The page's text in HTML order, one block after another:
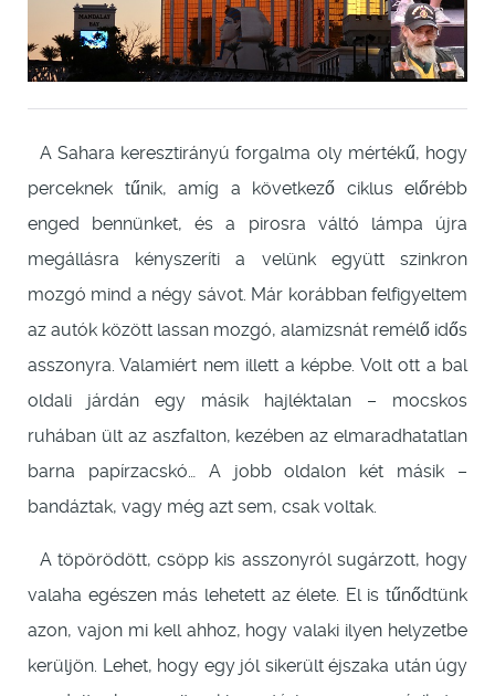
A Sahara keresztirányú forgalma oly mértékű, hogy
perceknek tűnik, amíg a következő ciklus előrébb
enged bennünket, és a pirosra váltó lámpa újra
megállásra kényszeríti a velünk együtt szinkron
mozgó mind a négy sávot. Már korábban felfigyeltem
az autók között lassan mozgó, alamizsnát remélő idős
asszonyra. Valamiért nem illett a képbe. Volt ott a bal
oldali járdán egy másik hajléktalan – mocskos
ruhában ült az aszfalton, kezében az elmaradhatatlan
barna papírzacskó… A jobb oldalon két másik –
bandáztak, vagy még azt sem, csak voltak.
A töpörödött, csöpp kis asszonyról sugárzott, hogy
valaha egészen más lehetett az élete. El is tűnődtünk
azon, vajon mi kell ahhoz, hogy valaki ilyen helyzetbe
kerüljön. Lehet, hogy egy jól sikerült éjszaka után úgy